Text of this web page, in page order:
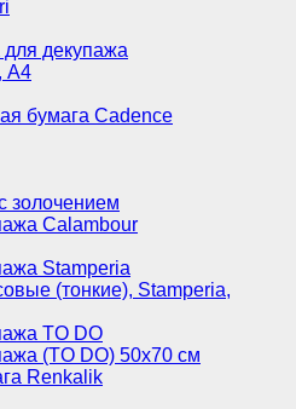
для декупажа
А4
бумага Cadence
золочением
Calambour
Stamperia
(тонкие), Stamperia,
TO DO
(TO DO) 50х70 см
Renkalik